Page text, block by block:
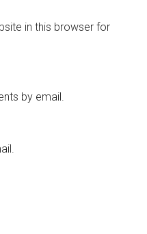
in this browser for
by email.